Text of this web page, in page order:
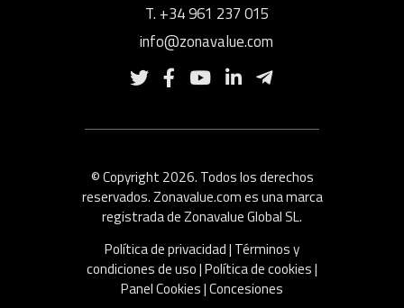
T. +34 961 237 015
info@zonavalue.com
© Copyright 2026. Todos los derechos
reservados. Zonavalue.com es una marca
registrada de Zonavalue Global SL.
Política de privacidad| Términos y
condiciones de uso|Política de cookies|
Panel Cookies|Concesiones